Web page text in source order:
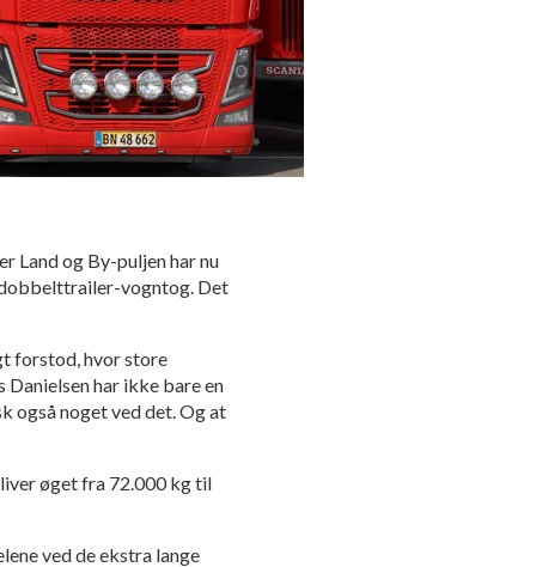
Land og By-puljen har nu
vogntog. Det
forstod, hvor store
har ikke bare en
også noget ved det. Og at
øget fra 72.000 kg til
ved de ekstra lange